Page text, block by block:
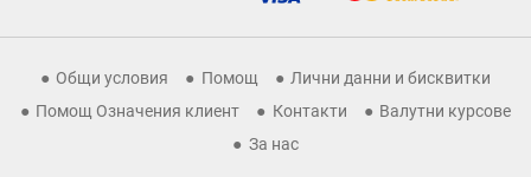
Общи условия Помощ
Лични данни и бисквитки
Помощ Означения клиент
Контакти
Валутни курсове
За нас